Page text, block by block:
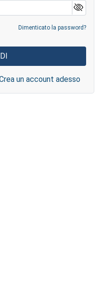
Dimenticato la password?
un account adesso